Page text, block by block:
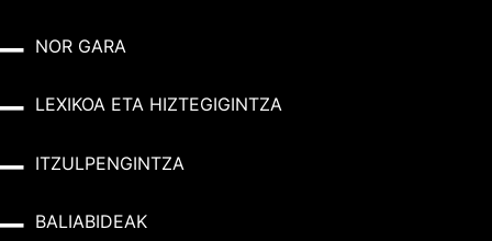
NOR GARA
LEXIKOA ETA HIZTEGIGINTZA
ITZULPENGINTZA
BALIABIDEAK